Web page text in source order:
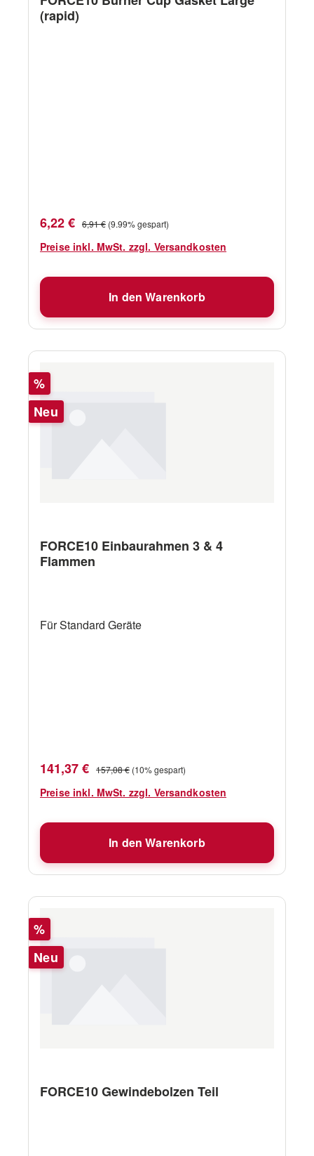
(rapid)
Verkaufspreis:
6,22 € Regulärer Preis:
6,91 € (9.99% gespart)
Preise inkl. MwSt. zzgl. Versandkosten
In den Warenkorb
Rabatt
%
Neu
FORCE10 Einbaurahmen 3 & 4
Flammen
Für Standard Geräte
Verkaufspreis:
141,37 € Regulärer Preis:
157,08 € (10% gespart)
Preise inkl. MwSt. zzgl. Versandkosten
In den Warenkorb
Rabatt
%
Neu
FORCE10 Gewindebolzen Teil